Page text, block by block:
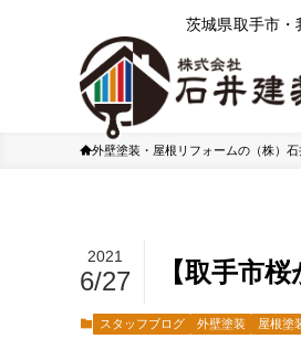
茨城県取⼿市
外壁塗装・屋根リフォームの（株）石
【取手市
2021
6/27
スタッフブログ 外壁塗装 屋根塗